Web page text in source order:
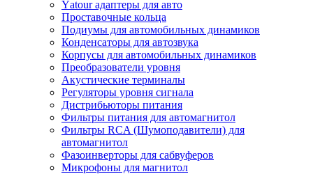
Yаtour адаптеры для авто
Проставочные кольца
Подиумы для автомобильных динамиков
Конденсаторы для автозвука
Корпусы для автомобильных динамиков
Преобразователи уровня
Акустические терминалы
Регуляторы уровня сигнала
Дистрибьюторы питания
Фильтры питания для автомагнитол
Фильтры RCA (Шумоподавители) для
автомагнитол
Фазоинверторы для сабвуферов
Микрофоны для магнитол